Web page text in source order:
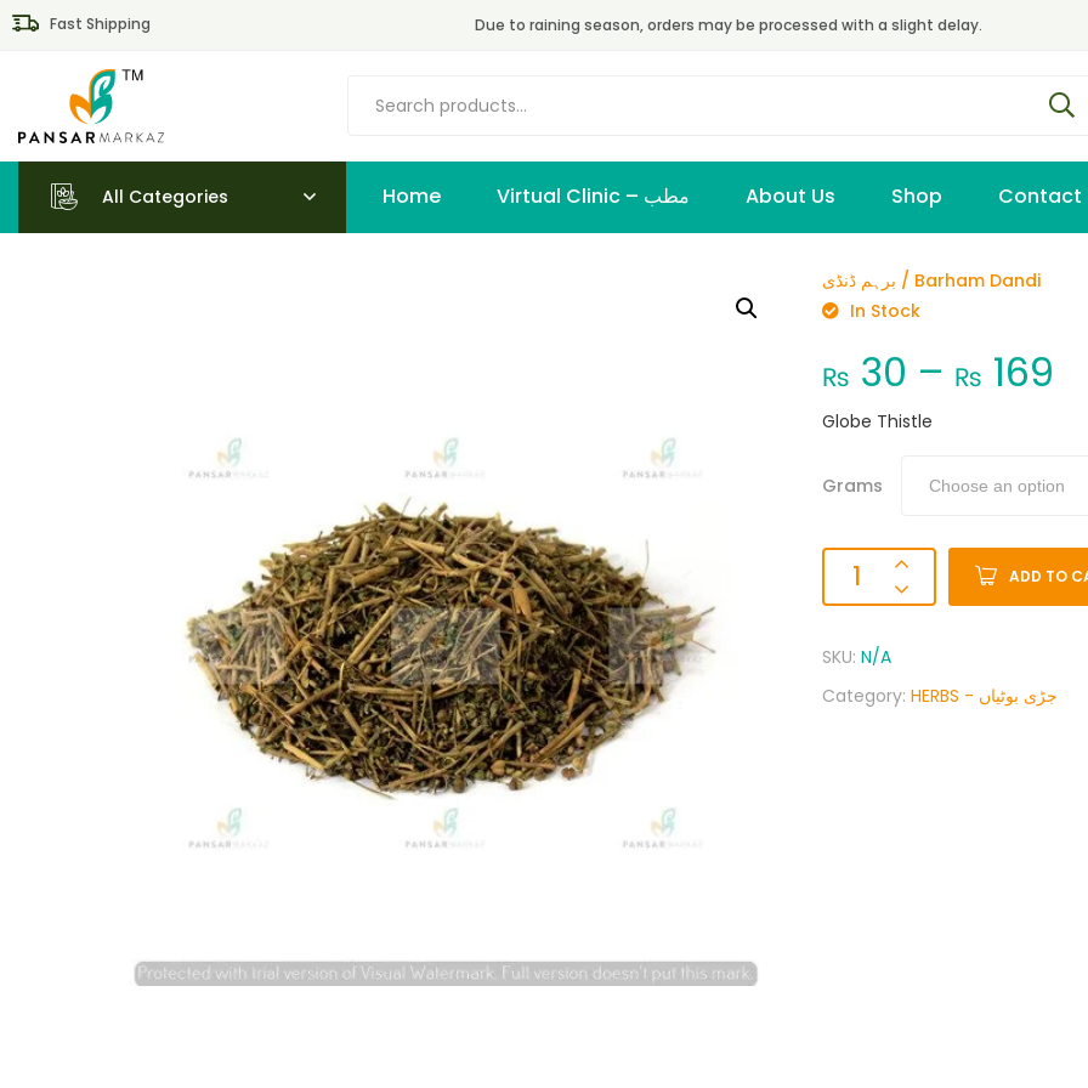
Fast Shipping Due to raining season, orders may be processed with a slight delay.
All Categories Home Virtual Clinic – مطب About Us Shop Contact
برہم ڈنڈی / Barham Dandi
In Stock
₨ 30 – ₨ 169
Globe Thistle
Grams
ADD TO
SKU: N/A
Category:
HERBS - جڑی بوٹیاں